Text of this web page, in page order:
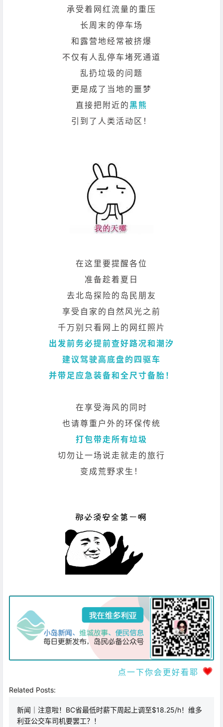
承受着网红流量的重压
长周末的停车场
和露营地经常被挤爆
不仅有人乱停车堵死通道
乱扔垃圾的问题
更是成了当地的噩梦
直接把附近的黑熊
引到了人类活动区！
在这里要提醒各位
准备趁着夏日
去北岛探险的岛民朋友
享受自家的自然风光之前
千万别只看网上的网红照片
出发前务必提前查好路况和潮汐
建议驾驶高底盘的四驱车
并带足应急装备和全尺寸备胎！
在享受海风的同时
也请尊重户外的环保传统
打包带走所有垃圾
切勿让一场说走就走的旅行
变成荒野求生！
点一下你会更好看耶
Related Posts:
新闻｜注意啦！BC省最低时薪下周起上调至$18.25/h！维多
利亚公交车司机要罢工？！